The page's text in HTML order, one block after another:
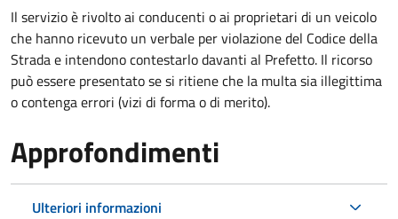
Il servizio è rivolto ai conducenti o ai proprietari di un veicolo
che hanno ricevuto un verbale per violazione del Codice della
Strada e intendono contestarlo davanti al Prefetto. Il ricorso
può essere presentato se si ritiene che la multa sia illegittima
o contenga errori (vizi di forma o di merito).
Approfondimenti
Ulteriori informazioni